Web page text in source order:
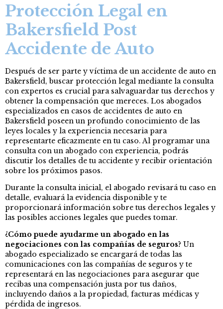
Protección Legal en
Bakersfield Post
Accidente de Auto
Después de ser parte y víctima de un accidente de auto en
Bakersfield, buscar protección legal mediante la consulta
con expertos es crucial para salvaguardar tus derechos y
obtener la compensación que mereces. Los abogados
especializados en casos de accidentes de auto en
Bakersfield poseen un profundo conocimiento de las
leyes locales y la experiencia necesaria para
representarte eficazmente en tu caso. Al programar una
consulta con un abogado con experiencia, podrás
discutir los detalles de tu accidente y recibir orientación
sobre los próximos pasos.
Durante la consulta inicial, el abogado revisará tu caso en
detalle, evaluará la evidencia disponible y te
proporcionará información sobre tus derechos legales y
las posibles acciones legales que puedes tomar.
¿Cómo puede ayudarme un abogado en las
negociaciones con las compañías de seguros? Un
abogado especializado se encargará de todas las
comunicaciones con las compañías de seguros y te
representará en las negociaciones para asegurar que
recibas una compensación justa por tus daños,
incluyendo daños a la propiedad, facturas médicas y
pérdida de ingresos.